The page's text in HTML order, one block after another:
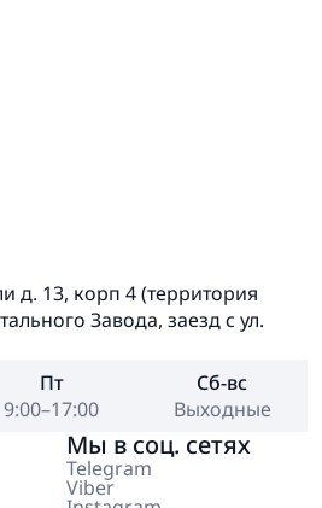
д. 13, корп 4 (территория
Завода, заезд с ул.
Пт
9:00–17:00
Сб-вс
Выходные
Мы в соц. сетях
Telegram
Viber